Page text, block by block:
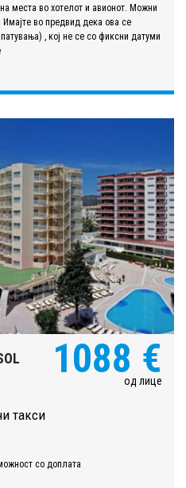
места во хотелот и авионот. Можни
во предвид дека ова се
, кој не се со фиксни датуми
1088 €
од лице
такси
со доплата